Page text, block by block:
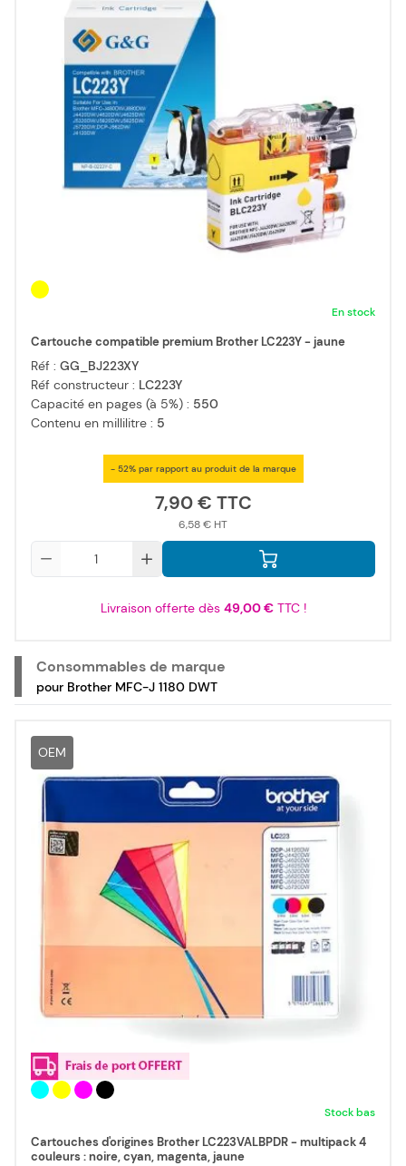
En stock
Cartouche compatible premium Brother LC223Y - jaune
Réf : GG_BJ223XY
Réf constructeur : LC223Y
Capacité en pages (à 5%) : 550
Contenu en millilitre : 5
- 52% par rapport au produit de la marque
7,90 €
6,58 €
Livraison offerte dès 49,00 €TTC !
Consommables de marque
pour Brother MFC-J 1180 DWT
OEM
Stock bas
Cartouches d'origines Brother LC223VALBPDR - multipack 4
couleurs : noire, cyan, magenta, jaune